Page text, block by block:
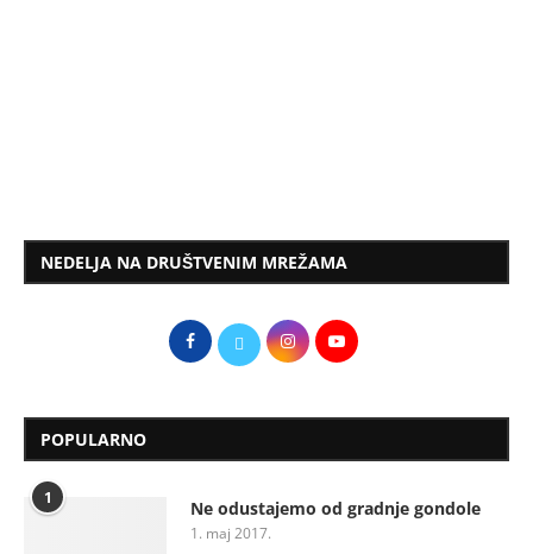
NEDELJA NA DRUŠTVENIM MREŽAMA
POPULARNO
1 Ne odustajemo od gradnje gondole
1. maj 2017.